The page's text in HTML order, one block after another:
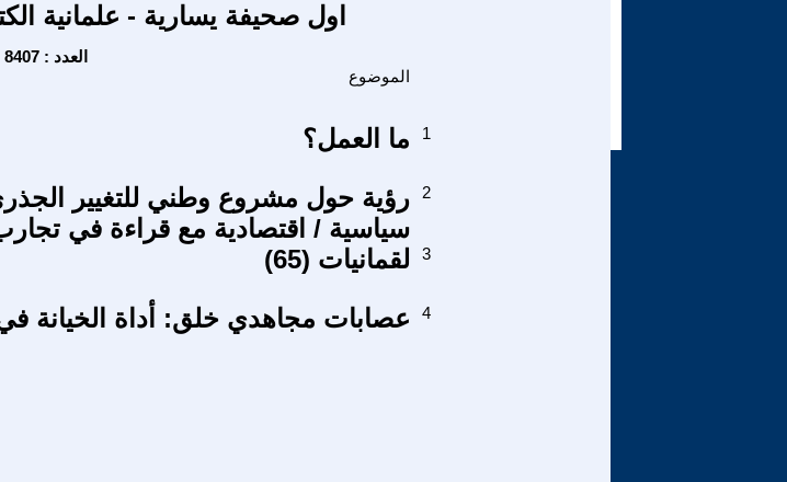
اول صحيفة يسارية - علمانية
Friday - 7/18/2025 - العدد : 8407
الموضوع
ما العمل؟ 1
رؤية حول مشروع وطني للتغيير
سياسية / اقتصادية مع قراءة في
2
لقمانيات (65) 3
عصابات مجاهدي خلق: أداة الخيانة في 4